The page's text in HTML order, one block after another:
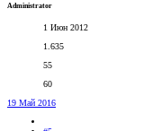
Administrator
1 Июн 2012
1.635
55
60
19 Май 2016